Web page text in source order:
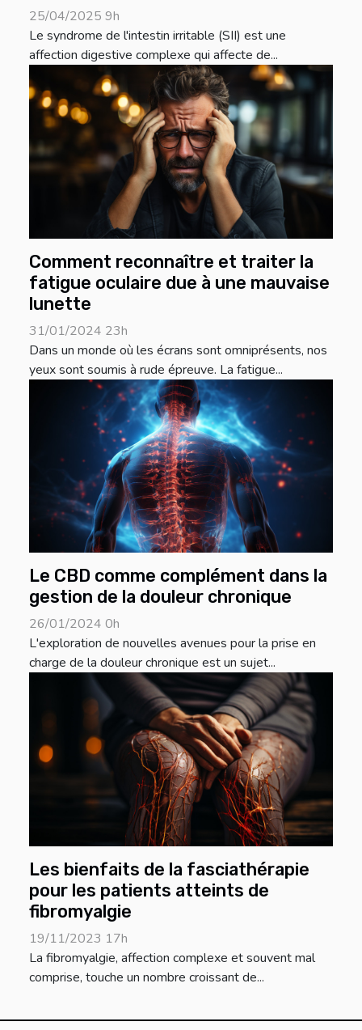
25/04/2025 9h
Le syndrome de l'intestin irritable (SII) est une
affection digestive complexe qui affecte de...
Comment reconnaître et traiter la
fatigue oculaire due à une mauvaise
lunette
31/01/2024 23h
Dans un monde où les écrans sont omniprésents, nos
yeux sont soumis à rude épreuve. La fatigue...
Le CBD comme complément dans la
gestion de la douleur chronique
26/01/2024 0h
L'exploration de nouvelles avenues pour la prise en
charge de la douleur chronique est un sujet...
Les bienfaits de la fasciathérapie
pour les patients atteints de
fibromyalgie
19/11/2023 17h
La fibromyalgie, affection complexe et souvent mal
comprise, touche un nombre croissant de...